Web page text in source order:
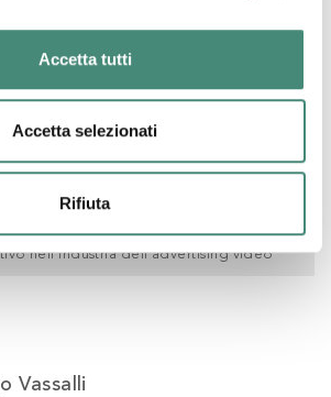
Accetta tutti
Accetta selezionati
Rifiuta
17/05/2023
nell'industria dell'advertising video
Vassalli